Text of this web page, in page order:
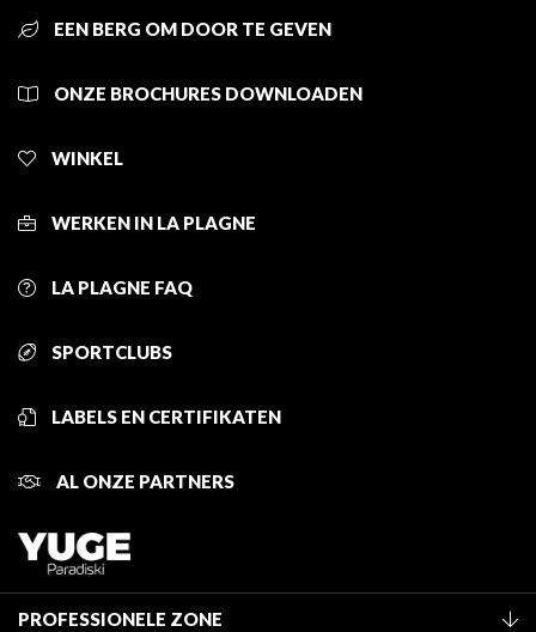
EEN BERG OM DOOR TE GEVEN
ONZE BROCHURES DOWNLOADEN
WINKEL
WERKEN IN LA PLAGNE
LA PLAGNE FAQ
SPORTCLUBS
LABELS EN CERTIFIKATEN
AL ONZE PARTNERS
PROFESSIONELE ZONE